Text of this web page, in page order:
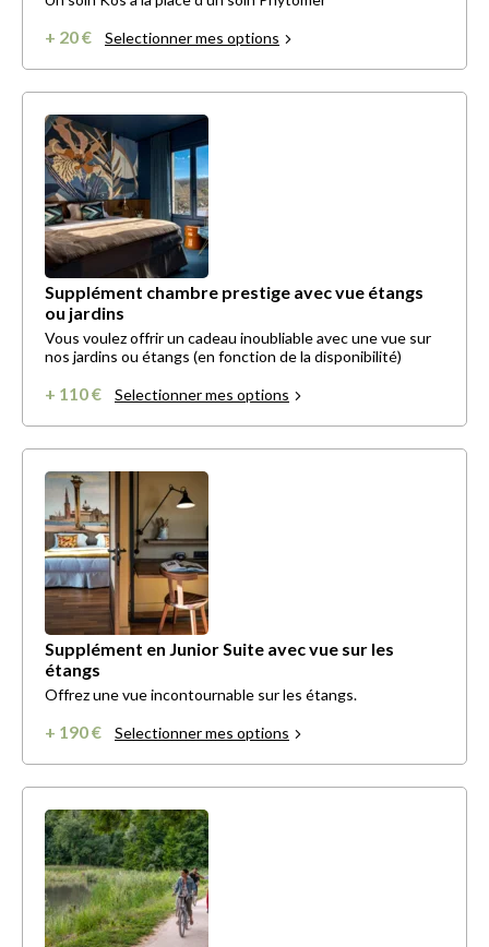
+ 20 € Selectionner mes options
Supplément chambre prestige avec vue étangs
ou jardins
Vous voulez offrir un cadeau inoubliable avec une vue sur
nos jardins ou étangs (en fonction de la disponibilité)
+ 110 € Selectionner mes options
Supplément en Junior Suite avec vue sur les
étangs
Offrez une vue incontournable sur les étangs.
+ 190 € Selectionner mes options